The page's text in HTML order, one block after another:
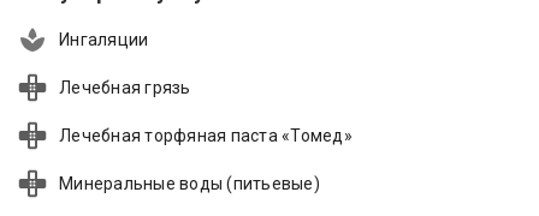
Ингаляции
Лечебная грязь
Лечебная торфяная паста «Томед»
Минеральные воды (питьевые)